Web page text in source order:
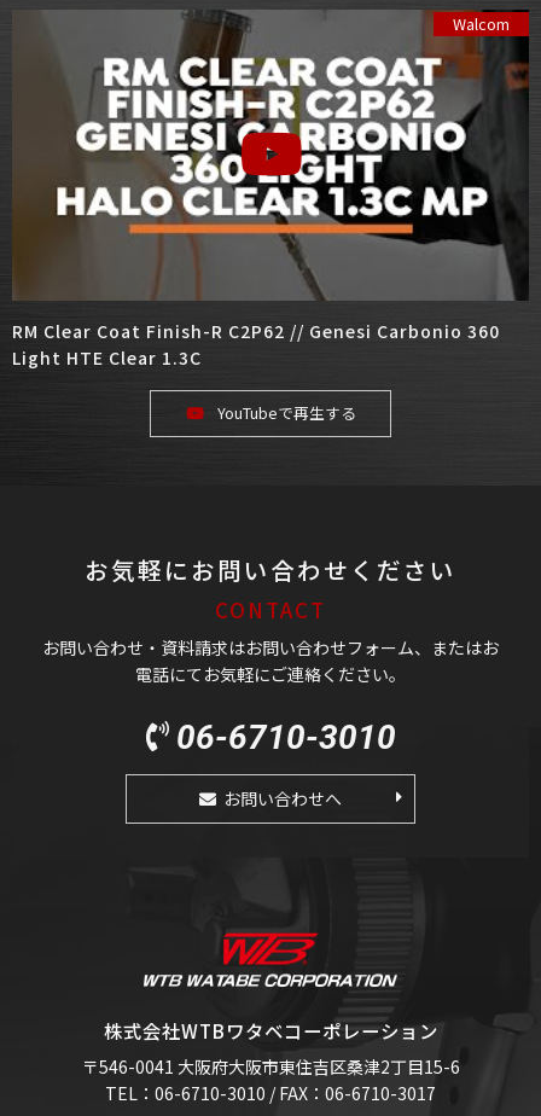
Walcom
RM Clear Coat Finish-R C2P62 // Genesi Carbonio 360
Light HTE Clear 1.3C
YouTubeで再生する
お気軽にお問い合わせください
CONTACT
お問い合わせ・資料請求はお問い合わせフォーム、またはお
電話にてお気軽にご連絡ください。
06-6710-3010
お問い合わせへ
株式会社WTBワタベコーポレーション
〒546-0041 大阪府大阪市東住吉区桑津2丁目15-6
TEL：06-6710-3010 / FAX：06-6710-3017